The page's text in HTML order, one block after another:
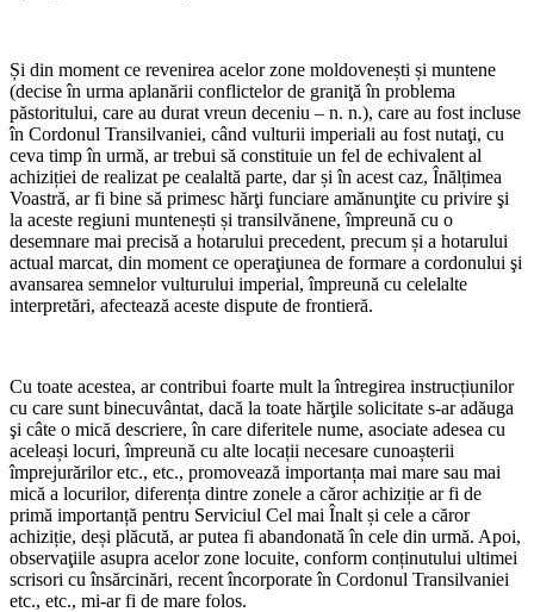
Și din moment ce revenirea acelor zone moldovenești și muntene
(decise în urma aplanării conflictelor de graniţă în problema
păstoritului, care au durat vreun deceniu – n. n.), care au fost incluse
în Cordonul Transilvaniei, când vulturii imperiali au fost nutaţi, cu
ceva timp în urmă, ar trebui să constituie un fel de echivalent al
achiziției de realizat pe cealaltă parte, dar și în acest caz, Înălțimea
Voastră, ar fi bine să primesc hărţi funciare amănunţite cu privire şi
la aceste regiuni muntenești și transilvănene, împreună cu o
desemnare mai precisă a hotarului precedent, precum și a hotarului
actual marcat, din moment ce operaţiunea de formare a cordonului şi
avansarea semnelor vulturului imperial, împreună cu celelalte
interpretări, afectează aceste dispute de frontieră.
Cu toate acestea, ar contribui foarte mult la întregirea instrucțiunilor
cu care sunt binecuvântat, dacă la toate hărţile solicitate s-ar adăuga
şi câte o mică descriere, în care diferitele nume, asociate adesea cu
aceleași locuri, împreună cu alte locații necesare cunoașterii
împrejurărilor etc., etc., promovează importanța mai mare sau mai
mică a locurilor, diferența dintre zonele a căror achiziție ar fi de
primă importanță pentru Serviciul Cel mai Înalt și cele a căror
achiziție, deși plăcută, ar putea fi abandonată în cele din urmă. Apoi,
observaţiile asupra acelor zone locuite, conform conținutului ultimei
scrisori cu însărcinări, recent încorporate în Cordonul Transilvaniei
etc., etc., mi-ar fi de mare folos.